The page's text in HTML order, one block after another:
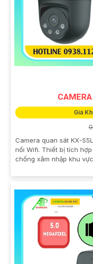
Giá
Camera quan sát KX-
nối Wifi. Thiết bị tích
chống xâm nhập khu